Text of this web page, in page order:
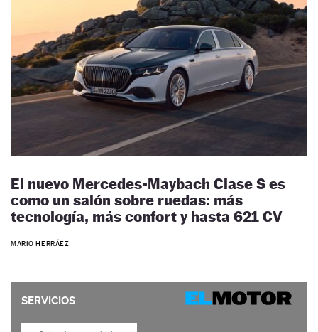
El nuevo Mercedes-Maybach Clase S es
como un salón sobre ruedas: más
tecnología, más confort y hasta 621 CV
MARIO HERRÁEZ